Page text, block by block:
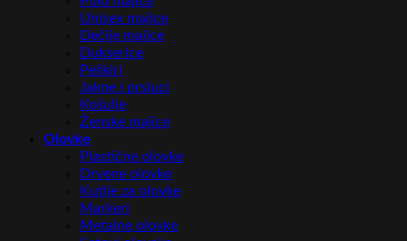
Unisex majice
Dečije majice
Dukserice
Peškiri
Jakne i prsluci
Košulje
Ženske majice
Olovke
Plastične olovke
Drvene olovke
Kutije za olovke
Markeri
Metalne olovke